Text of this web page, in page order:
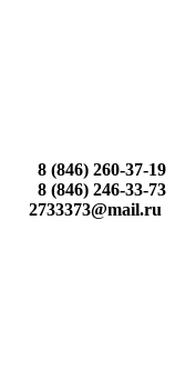
8 (846) 260-37-19
8 (846) 246-33-73
2733373@mail.ru